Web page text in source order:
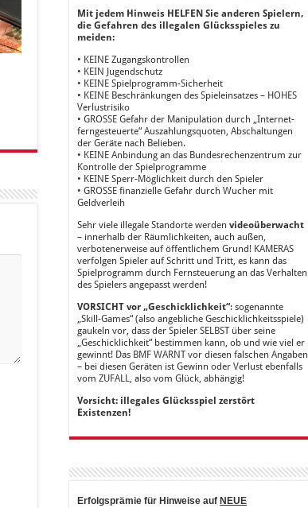
Mit jedem Hinweis HELFEN Sie anderen Spielern,
die Gefahren des illegalen Glücksspieles zu
meiden:
• KEINE Zugangskontrollen
• KEIN Jugendschutz
• KEINE Spielprogramm-Sicherheit
• KEINE Beschränkungen des Spieleinsatzes – HOHES
Verlustrisiko
• GROSSE Gefahr der Manipulation durch „Internet-
ferngesteuerte“ Auszahlungsquoten, Abschaltungen
der Geräte nach Belieben.
• KEINE Anbindung an das Bundesrechenzentrum zur
Kontrolle der Spielprogramme
• KEINE Sperr-Möglichkeit durch den Spieler
• GROSSE finanzielle Gefahr durch Wucher mit
Geldverleih
Sehr viele illegale Standorte werden videoüberwacht
– innerhalb der Räumlichkeiten, auch außen,
verbotenerweise auf öffentlichem Grund! KAMERAS
verfolgen Spieler auf Schritt und Tritt, es kann das
Spielprogramm durch Fernsteuerung an das Verhalten
des Spielers angepasst werden!
VORSICHT vor „Geschicklichkeit“: sogenannte
„Skill-Games“ (also angebliche Geschicklichkeitsspiele)
gaukeln vor, dass der Spieler SELBST über seine
„Geschicklichkeit“ bestimmen kann, ob und wie viel er
gewinnt! Das BMF WARNT vor diesen falschen Angaben
– bei diesen Geräten ist Gewinn oder Verlust ebenfalls
vom ZUFALL, also vom Glück, abhängig!
Vorsicht: illegales Glücksspiel zerstört
Existenzen!
Erfolgsprämie für Hinweise auf NEUE